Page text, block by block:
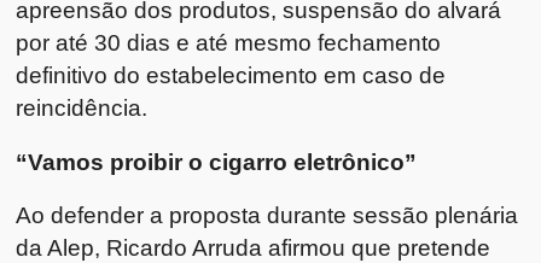
apreensão dos produtos, suspensão do alvará
por até 30 dias e até mesmo fechamento
definitivo do estabelecimento em caso de
reincidência.
“Vamos proibir o cigarro eletrônico”
Ao defender a proposta durante sessão plenária
da Alep, Ricardo Arruda afirmou que pretende